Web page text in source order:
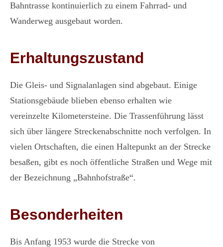
Bahntrasse kontinuierlich zu einem Fahrrad- und
Wanderweg ausgebaut worden.
Erhaltungszustand
Die Gleis- und Signalanlagen sind abgebaut. Einige
Stationsgebäude blieben ebenso erhalten wie
vereinzelte Kilometersteine. Die Trassenführung lässt
sich über längere Streckenabschnitte noch verfolgen. In
vielen Ortschaften, die einen Haltepunkt an der Strecke
besaßen, gibt es noch öffentliche Straßen und Wege mit
der Bezeichnung „Bahnhofstraße“.
Besonderheiten
Bis Anfang 1953 wurde die Strecke von